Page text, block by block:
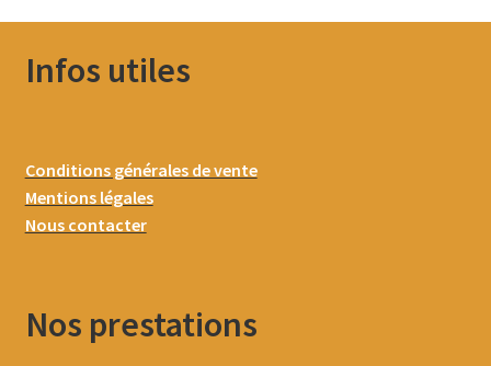
Infos utiles
Conditions générales de vente
Mentions légales
Nous contacter
Nos prestations